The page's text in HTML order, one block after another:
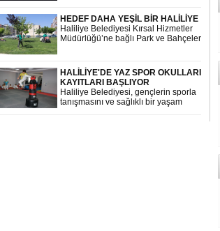
yapacağı noktaları duyurdu
HEDEF DAHA YEŞİL BİR HALİLİYE
Haliliye Belediyesi Kırsal Hizmetler
Müdürlüğü’ne bağlı Park ve Bahçeler
hız kesmeden sürdürüyor.
HALİLİYE'DE YAZ SPOR OKULLARI
KAYITLARI BAŞLIYOR
Haliliye Belediyesi, gençlerin sporla
tanışmasını ve sağlıklı bir yaşam